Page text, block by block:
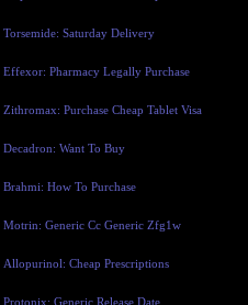
Torsemide: Saturday Delivery
Effexor: Pharmacy Legally Purchase
Zithromax: Purchase Cheap Tablet Visa
Decadron: Want To Buy
Brahmi: How To Purchase
Motrin: Generic Cc Generic Zfg1w
Allopurinol: Cheap Prescriptions
Protonix: Generic Release Date